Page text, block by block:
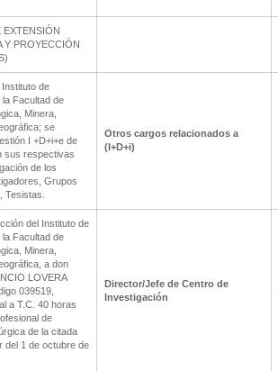
EXTENSIÓN
Y PROYECCIÓN
de
Facultad de
Minera,
se
I +D+i+e de
sus respectivas
de los
Grupos
Tesistas.
Otros cargos relacionados a
(I+D+i)
del Instituto de
Facultad de
Minera,
a don
LOVERA
039519,
a T.C. 40 horas
de
de la citada
del 1 de octubre de
Director/Jefe de Centro de
Investigación